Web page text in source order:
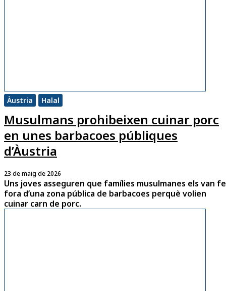
Àustria Halal
Musulmans prohibeixen cuinar porc
en unes barbacoes públiques
d’Àustria
23 de maig de 2026
Uns joves asseguren que famílies musulmanes els van
fora d’una zona pública de barbacoes perquè volien
cuinar carn de porc.